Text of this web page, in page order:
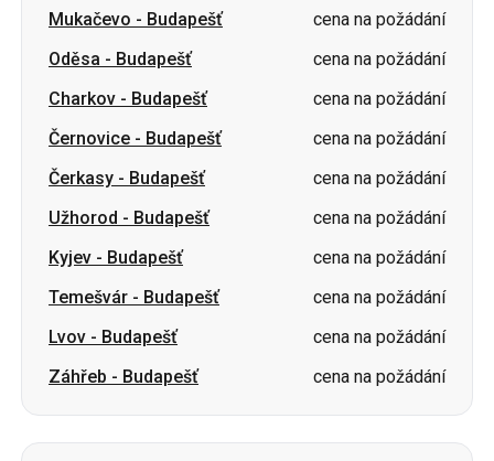
Černovice-Budapešť
cena na požádání
Čerkasy-Budapešť
cena na požádání
Užhorod-Budapešť
cena na požádání
Kyjev-Budapešť
cena na požádání
Temešvár-Budapešť
cena na požádání
Lvov-Budapešť
cena na požádání
Záhřeb-Budapešť cena na požádání
Trasy z města Ivano-Frankivsk
Ivano-Frankivsk-Lozova
od 4800 UAH